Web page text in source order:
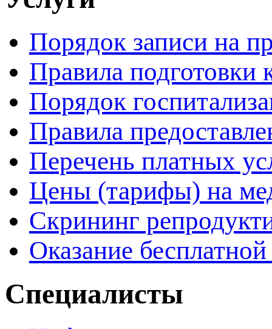
Порядок записи на
Правила подготовки
Порядок
Правила
Перечень платных
Цены (тарифы) на
Скрининг
Оказание
Специалисты